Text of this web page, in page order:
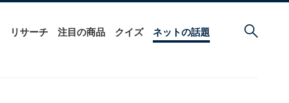
リサーチ 注目の商品 クイズ ネットの話題